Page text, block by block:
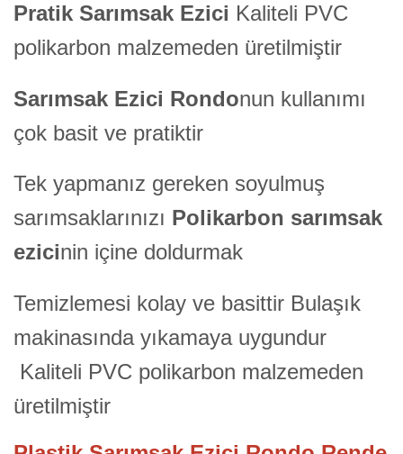
Pratik Sarımsak Ezici Kaliteli PVC
polikarbon malzemeden üretilmiştir
Sarımsak Ezici Rondonun kullanımı
çok basit ve pratiktir
Tek yapmanız gereken soyulmuş
sarımsaklarınızı Polikarbon sarımsak
ezicinin içine doldurmak
Temizlemesi kolay ve basittir Bulaşık
makinasında yıkamaya uygundur
Kaliteli PVC polikarbon malzemeden
üretilmiştir